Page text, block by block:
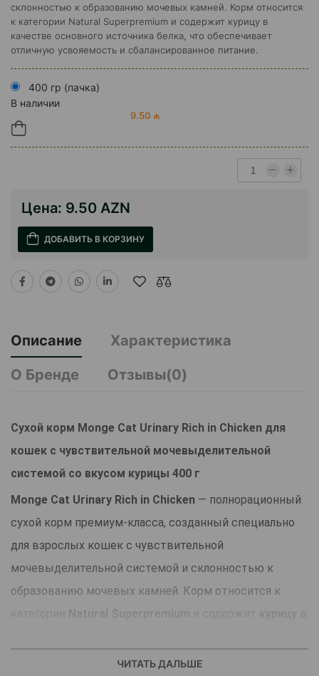
склонностью к образованию мочевых камней. Корм относится
к категории Natural Superpremium и содержит курицу в
качестве основного источника белка, что обеспечивает
отличную усвояемость и сбалансированное питание.
400 гр (пачка)
В наличии
9.50 ₼
Цена: 9.50 AZN
ДОБАВИТЬ В КОРЗИНУ
Описание
Характеристика
О Бренде
Отзывы(0)
Сухой корм Monge Cat Urinary Rich in Chicken для
кошек с чувствительной мочевыделительной
системой со вкусом курицы 400 г
Monge Cat Urinary Rich in Chicken — полнорационный
сухой корм премиум-класса, созданный специально
для взрослых кошек с чувствительной
мочевыделительной системой и склонностью к
образованию мочевых камней. Корм относится к
Natural Superpremium
обеспечивает отличную усвояемость и
ЧИТАТЬ ДАЛЬШЕ